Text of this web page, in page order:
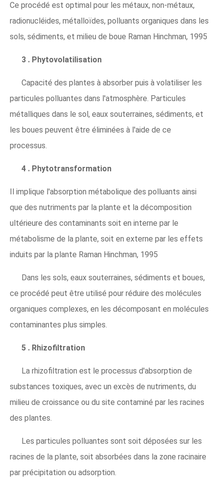
Ce procédé est optimal pour les métaux, non-métaux,
radionucléides, métalloïdes, polluants organiques dans les
sols, sédiments, et milieu de boue Raman Hinchman, 1995
3 . Phytovolatilisation
Capacité des plantes à absorber puis à volatiliser les
particules polluantes dans l'atmosphère. Particules
métalliques dans le sol, eaux souterraines, sédiments, et
les boues peuvent être éliminées à l'aide de ce
processus.
4 . Phytotransformation
Il implique l'absorption métabolique des polluants ainsi
que des nutriments par la plante et la décomposition
ultérieure des contaminants soit en interne par le
métabolisme de la plante, soit en externe par les effets
induits par la plante Raman Hinchman, 1995
Dans les sols, eaux souterraines, sédiments et boues,
ce procédé peut être utilisé pour réduire des molécules
organiques complexes, en les décomposant en molécules
contaminantes plus simples.
5 . Rhizofiltration
La rhizofiltration est le processus d'absorption de
substances toxiques, avec un excès de nutriments, du
milieu de croissance ou du site contaminé par les racines
des plantes.
Les particules polluantes sont soit déposées sur les
racines de la plante, soit absorbées dans la zone racinaire
par précipitation ou adsorption.